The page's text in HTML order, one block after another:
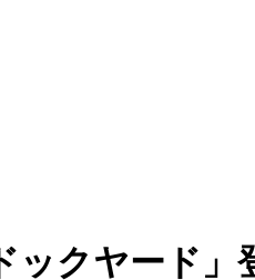
ックヤード」